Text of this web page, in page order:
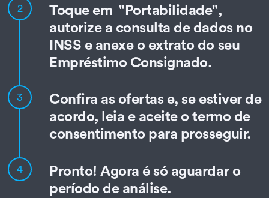
2
Toque em "Portabilidade",
autorize a consulta de dados no
INSS e anexe o extrato do seu
Empréstimo Consignado.
3
Confira as ofertas e, se estiver de
acordo, leia e aceite o termo de
consentimento para prosseguir.
4
Pronto! Agora é só aguardar o
período de análise.